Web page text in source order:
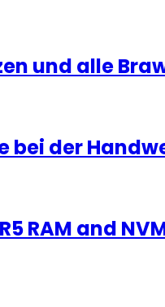
und alle
bei der
RAM and